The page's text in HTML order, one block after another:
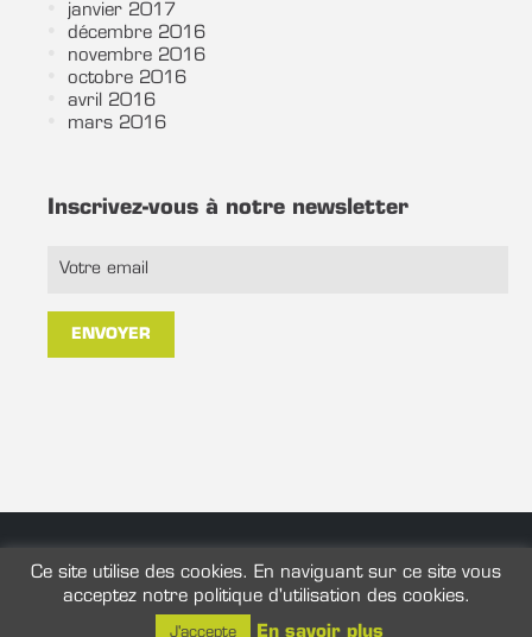
janvier 2017
décembre 2016
novembre 2016
octobre 2016
avril 2016
mars 2016
Inscrivez-vous à notre newsletter
@ 2026 ANC Consulting. Tous droits réservés.
Ce site utilise des cookies. En naviguant sur ce site vous
acceptez notre politique d'utilisation des cookies.
J'accepte En savoir plus